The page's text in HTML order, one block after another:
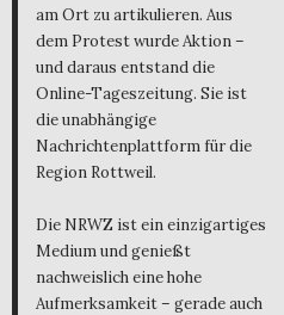
am Ort zu artikulieren. Aus
dem Protest wurde Aktion –
und daraus entstand die
Online-Tageszeitung. Sie ist
die unabhängige
Nachrichtenplattform für die
Region Rottweil.
Die NRWZ ist ein einzigartiges
Medium und genießt
nachweislich eine hohe
Aufmerksamkeit – gerade auch